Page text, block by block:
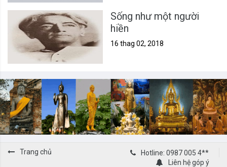
Sống như một người
hiền
16 thag 02, 2018
Trang chủ
Hotline: 0987 005 4**
Liên hệ góp ý